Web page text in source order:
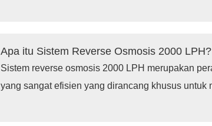
Sistem reverse osmosis 2000 LPH merupakan
yang sangat efisien yang dirancang khusus untuk